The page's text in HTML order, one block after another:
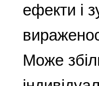
ефекти і
Може